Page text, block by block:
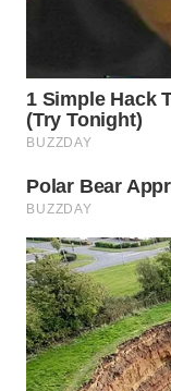
WAHANA
ADVOKAT
WAHANA
INFRASTRUKTUR
WAHANA
KONSUMEN
WAHANA
LISTRIK